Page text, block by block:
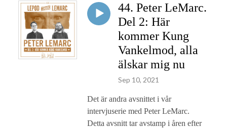
44. Peter LeMarc.
Del 2: Här
kommer Kung
Vankelmod, alla
älskar mig nu
Sep 10, 2021
Det är andra avsnittet i vår
intervjuserie med Peter LeMarc.
Detta avsnitt tar avstamp i åren efter